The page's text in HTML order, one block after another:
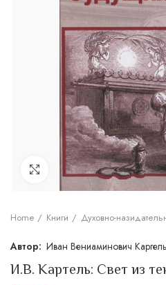
Увеличить
Home Книги Духовно-
Иван Вениаминович Каргель
И.В. Картель: Свет из